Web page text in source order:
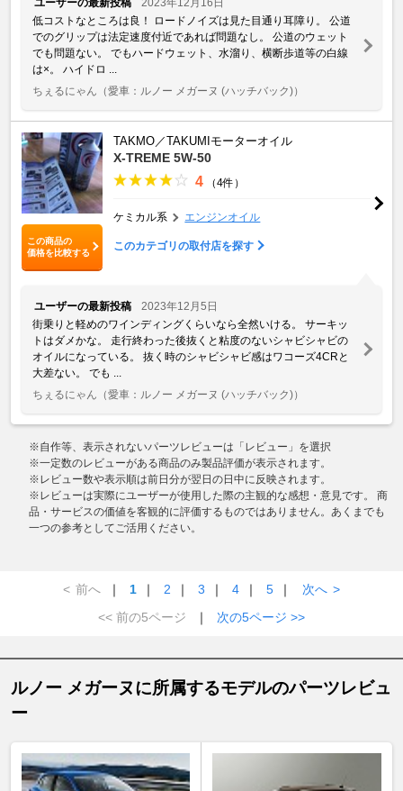
低コストなところは良！ ロードノイズは見た目通り耳障り。 公道
でのグリップは法定速度付近であれば問題なし。 公道のウェット
でも問題ない。 でもハードウェット、水溜り、横断歩道等の白線
は×。 ハイドロ ...
ちぇるにゃん （愛車：ルノー メガーヌ (ハッチバック)）
この商品の
価格を比較する
TAKMO／TAKUMIモーターオイル
X-TREME 5W-50
4 （4件）
ケミカル系 エンジンオイル
このカテゴリの取付店を探す
ユーザーの最新投稿
2023年12月5日
街乗りと軽めのワインディングくらいなら全然いける。 サーキッ
トはダメかな。 走行終わった後抜くと粘度のないシャビシャビの
オイルになっている。 抜く時のシャビシャビ感はワコーズ4CRと
大差ない。 でも ...
ちぇるにゃん （愛車：ルノー メガーヌ (ハッチバック)）
※自作等、表示されないパーツレビューは「レビュー」を選択
※一定数のレビューがある商品のみ製品評価が表示されます。
※レビュー数や表示順は前日分が翌日の日中に反映されます。
※レビューは実際にユーザーが使用した際の主観的な感想・意見です。 商
品・サービスの価値を客観的に評価するものではありません。あくまでも
一つの参考としてご活用ください。
< 前へ ｜ 1 ｜ 2 ｜ 3 ｜ 4 ｜ 5 ｜ 次へ >
<< 前の5ページ
｜ 次の5ページ >>
ルノー メガーヌに所属するモデルのパーツレビュ
ー